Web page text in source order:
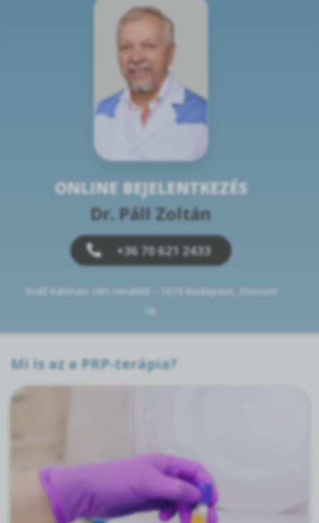
ONLINE BEJELENTKEZÉS
Dr. Páll Zoltán
+36 70 621 2433
Széll Kálmán téri rendelő - 1015 Budapest, Ostrom
16.
Mi is az a PRP-terápia?